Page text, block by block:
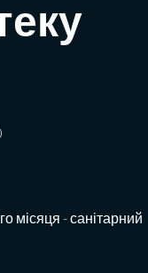
місяця - санітарний